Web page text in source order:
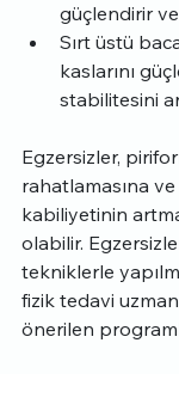
güçlendirir
Sırt üstü
kaslarını
stabilitesini
Egzersizler,
rahatlamasına
kabiliyetinin
olabilir.
tekniklerle
fizik tedavi
önerilen